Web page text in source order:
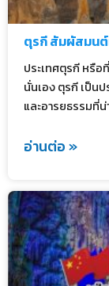
ตุรกี สัมผัสมนต์
ประเทศตุรกี หรือ
นั่นเอง ตุรกี เป็นป
และอารยธรรมที่
อ่านต่อ »